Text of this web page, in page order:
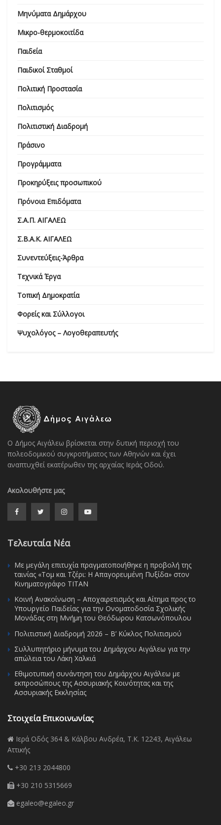
Μηνύματα Δημάρχου
Μικρο-θερμοκοιτίδα
Παιδεία
Παιδικοί Σταθμοί
Πολιτική Προστασία
Πολιτισμός
Πολιτιστική Διαδρομή
Πράσινο
Προγράμματα
Προκηρύξεις προσωπικού
Πρόνοια Επιδόματα
Σ.Α.Π. ΑΙΓΑΛΕΩ
Σ.Β.Α.Κ. ΑΙΓΑΛΕΩ
Συνεντεύξεις-Άρθρα
Τεχνικά Έργα
Τοπική Δημοκρατία
Φορείς και Σύλλογοι
Ψυχολόγος – Λογοθεραπευτής
Ο Δήμος Αιγάλεω βρίσκεται στην δυτική περιοχή του
πολεοδομικού συγκροτήματος των Αθηνών και έχει
αναπτυχθεί εκατέρωθεν της αρχαίας Ιεράς Οδού.
Ακολουθήστε μας
Τελευταία Νέα
Με μεγάλη επιτυχία πραγματοποιήθηκε η προβολή της
ταινίας «Τομ και Τζέρι: Η Απαγορευμένη Πυξίδα» στον
Κινηματογράφο ΤΙΤΑΝ
Κοινή Ανακοίνωση – Αποχαιρετισμός και Αίτημα προς το
Υπουργείο Παιδείας για την Ονοματοδοσία Σχολικής
Μονάδας στη Μνήμη του Θεόδωρου Κατσωνόπουλου
Πολιτιστική Διαδρομή 2026 – Β’ Κύκλος Πολιτισμού
Συλλυπητήριο μήνυμα του Δημάρχου Αιγάλεω για την
απώλεια του Λάκη Χαλκιά
Εθιμοτυπική συνάντηση του Δημάρχου Αιγάλεω με
εκπροσώπους της Ασσυριακής Κοινότητας και της
Ασσυριακής Εκκλησίας
Στοιχεία Επικοινωνίας
Ιερά Οδός 364 & Κάλβου Ανδρέα, Τ.Κ. 12243, Αιγάλεω
Αττικής
+30 213 2044800
+30 210 5315669
egaleo@egaleo.gr